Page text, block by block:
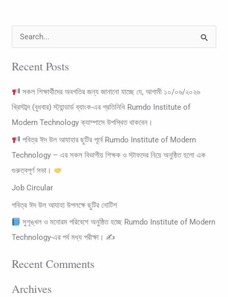
a
Recent Posts
সকল শিক্ষার্থীদের অবগতির জন্য জানানো যাচ্ছে যে, আগামী ১০/০৬/২০২৬
খ্রিস্টাব্দ (বুধবার) স্ট্যান্ডার্ড ব্যাংক-এর প্রতিনিধি Rumdo Institute of
Modern Technology ক্যাম্পাসে উপস্থিত থাকবেন।
পবিত্র ঈদ উল আযাহার ছুটির পূর্বে Rumdo Institute of Modern
Technology – এর সকল বিভাগীয় শিক্ষক ও স্টাফদের নিয়ে অনুষ্ঠিত হলো এক
গুরুত্বপূর্ণ সভা।
Job Circular
পবিত্র ঈদ উল আযাহা উপলক্ষে ছুটির নোটিশ
সুশৃঙ্খল ও মনোরম পরিবেশে অনুষ্ঠিত হচ্ছে Rumdo Institute of Modern
Technology-এর পর্ব মধ্য পরীক্ষা। ✍
Recent Comments
Archives